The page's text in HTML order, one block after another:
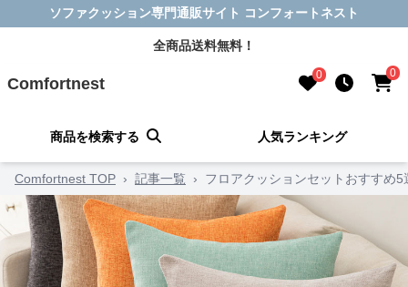
ソファクッション専門通販サイト コンフォートネスト
全商品送料無料！
Comfortnest 0 0
商品を検索する 人気ランキング
Comfortnest TOP › 記事一覧 › フロアクッションセットおすすめ5